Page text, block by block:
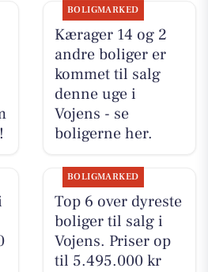
BOLIGMARKED
Kærager 14 og 2
andre boliger er
kommet til salg
denne uge i
Vojens - se
boligerne her.
BOLIGMARKED
Top 6 over dyreste
boliger til salg i
Vojens. Priser op
til 5.495.000 kr